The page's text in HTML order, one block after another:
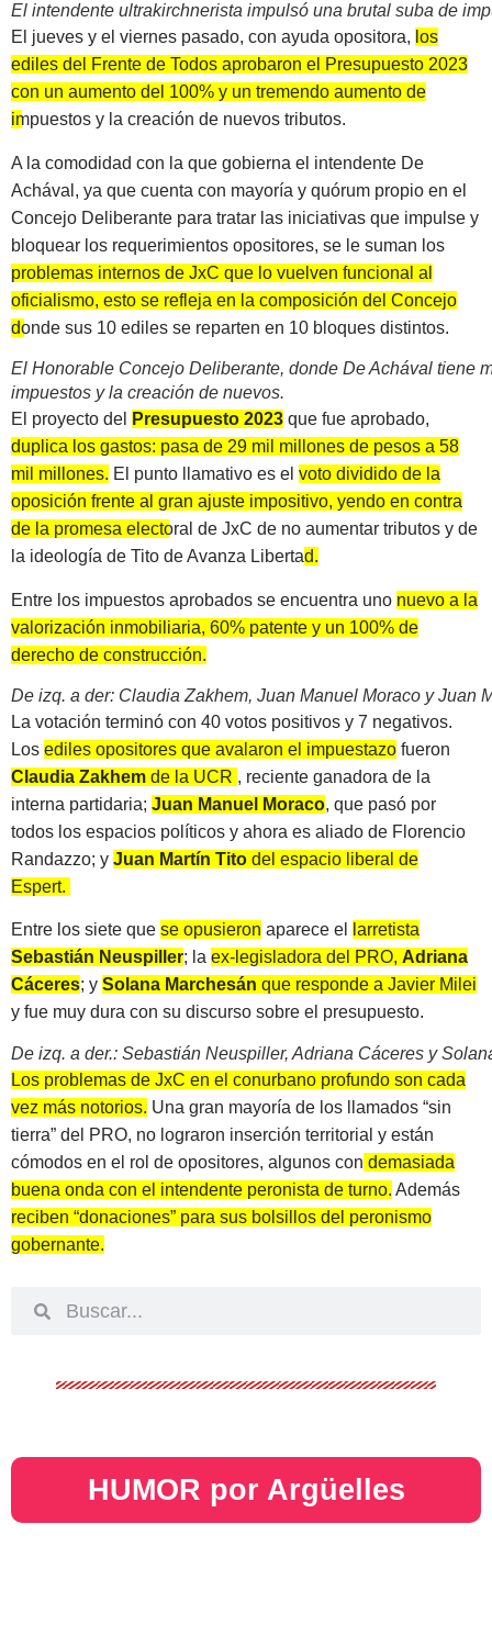
El intendente ultrakirchnerista impulsó una brutal suba de
El jueves y el viernes pasado, con ayuda opositora, los
ediles del Frente de Todos aprobaron el Presupuesto 2023
con un aumento del 100% y un tremendo aumento de
impuestos y la creación de nuevos tributos.
A la comodidad con la que gobierna el intendente De
Achával, ya que cuenta con mayoría y quórum propio en el
Concejo Deliberante para tratar las iniciativas que impulse y
bloquear los requerimientos opositores, se le suman los
problemas internos de JxC que lo vuelven funcional al
oficialismo, esto se refleja en la composición del Concejo
donde sus 10 ediles se reparten en 10 bloques distintos.
El Honorable Concejo Deliberante, donde De Achával tiene
impuestos y la creación de nuevos.
El proyecto del
Presupuesto 2023 que fue aprobado,
duplica los gastos: pasa de 29 mil millones de pesos a 58
mil millones. El punto llamativo es el voto dividido de la
oposición frente al gran ajuste impositivo, yendo en contra
de la promesa electoral de JxC de no aumentar tributos y de
la ideología de Tito de Avanza Libertad.
Entre los impuestos aprobados se encuentra uno nuevo a la
valorización inmobiliaria, 60% patente y un 100% de
derecho de construcción.
De izq. a der: Claudia Zakhem, Juan Manuel Moraco y Juan
La votación terminó con 40 votos positivos y 7 negativos.
Los ediles opositores que avalaron el impuestazo fueron
Claudia Zakhem de la UCR , reciente ganadora de la
interna partidaria; Juan Manuel Moraco, que pasó por
todos los espacios políticos y ahora es aliado de Florencio
Randazzo; y Juan Martín Tito del espacio liberal de
Espert.
Entre los siete que se opusieron aparece el
larretista
Sebastián Neuspiller; la ex-legisladora del PRO, Adriana
Cáceres; y Solana Marchesán que responde a Javier Milei
y fue muy dura con su discurso sobre el presupuesto.
De izq. a der.: Sebastián Neuspiller, Adriana Cáceres y
Los problemas de JxC en el conurbano profundo son cada
vez más notorios. Una gran mayoría de los llamados “sin
tierra” del PRO, no lograron inserción territorial y están
cómodos en el rol de opositores, algunos con demasiada
buena onda con el intendente peronista de turno. Además
reciben “donaciones” para sus bolsillos del peronismo
gobernante.
HUMOR por Argüelles​